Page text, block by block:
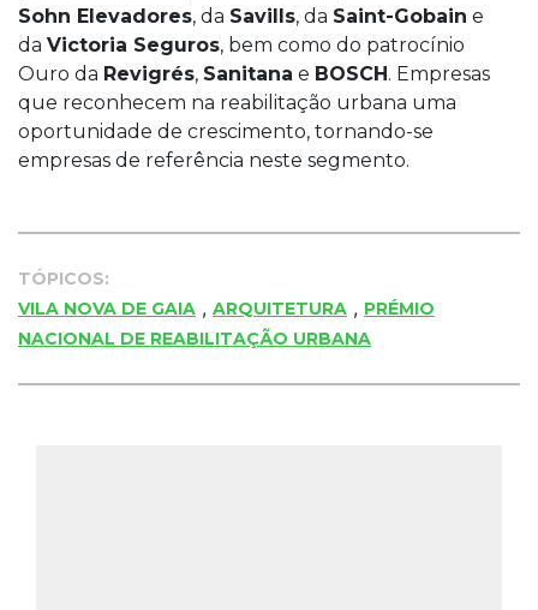
Sohn Elevadores, da Savills, da Saint-Gobain e
da Victoria Seguros, bem como do patrocínio
Ouro da Revigrés, Sanitana e BOSCH. Empresas
que reconhecem na reabilitação urbana uma
oportunidade de crescimento, tornando-se
empresas de referência neste segmento.
TÓPICOS:
VILA NOVA DE GAIA , ARQUITETURA , PRÉMIO
NACIONAL DE REABILITAÇÃO URBANA